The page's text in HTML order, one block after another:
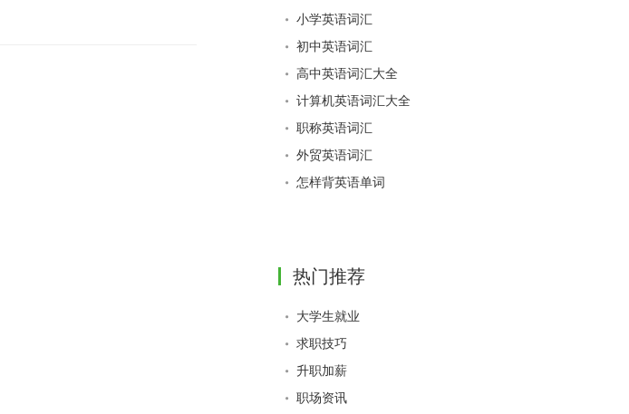
小学英语词汇
初中英语词汇
高中英语词汇大全
计算机英语词汇大全
职称英语词汇
外贸英语词汇
怎样背英语单词
热门推荐
大学生就业
求职技巧
升职加薪
职场资讯